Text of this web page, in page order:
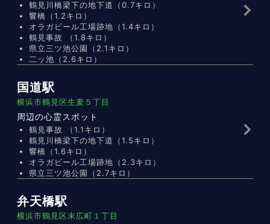
鶴見川橋梁下の地下道（0.7キロ）
響橋（1.2キロ）
オラガビール工場跡地（1.4キロ）
鶴見事故 （1.8キロ）
県立三ツ池公園（2.1キロ）
二ッ池（2.6キロ）
国道駅
横浜市鶴見区生麦５丁目
周辺の心霊スポット
鶴見事故 （1.1キロ）
鶴見川橋梁下の地下道（1.5キロ）
響橋（1.6キロ）
オラガビール工場跡地（2.3キロ）
県立三ツ池公園（2.7キロ）
弁天橋駅
横浜市鶴見区末広町１丁目